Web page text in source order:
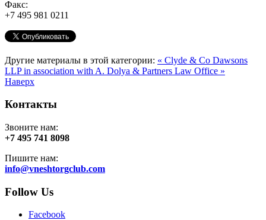
Факс:
+7 495 981 0211
Другие материалы в этой категории: « Clyde & Co Dawsons
LLP in association with A. Dolya & Partners Law Office »
Наверх
Контакты
Звоните нам:
+7 495 741 8098
Пишите нам:
info@vneshtorgclub.com
Follow Us
Facebook